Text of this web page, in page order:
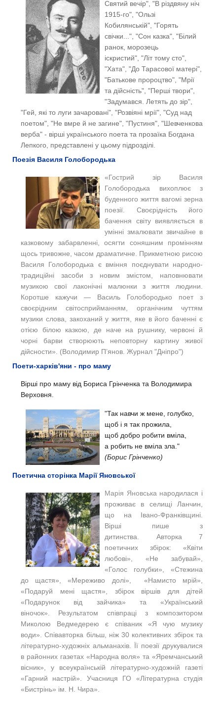
Святий вечір", "В різдвяну ніч
1915-го", "Ользі
Кобилянській", "Горять
свічки...", "Сон казка", "Білий
ранок, морозець
іскристий", "Літ тому сто",
"Хата", "До Тарасової матері",
"Батькове пророцтво", "Мрії
та дійсність", "Перші твори",
"Задумався. Летять до зір",
"Гей, які то луги зачаровані", "Розвіяні мрії", "Суд над
поетом", "Не вмре й не загине", "Пустиня", "Шевченкова
верба" - вірші українського поета та прозаїка Богдана
Лепкого, представлені у цьому підрозділі.
Поезія Василя Голобородька
«Гострий зір Василя
Голобородька вихоплює з
буденного життя вагомі зерна
поезії. Своєрідність його
бачення світу виявляється в
умінні змалювати звичайне в
казковому забарвленні, осягти соняшним промінням
щось тривожне, часом драматичне. Прикметною рисою
Василя Голобородька є вміння поєднувати народно-
традиційні засоби з новим змістом, наповнювати
музикою свої лаконічні малюнки з життя людини.
Коротше кажучи — Василь Голобородько поет з
своєрідним світосприйманням, органічним чуттям
музики слова, закоханий у життя, яке в його баченні є
отією білою казкою, де наче на рушнику, червоні й
чорні барви створюють неповторну картину живої
дійсности». (Володимир П’янов. Журнал "Дніпро")
Поети-харків'яни - про маму
Вірші про маму від Бориса Грінченка та Володимира
Верховня.
"Так навчи ж мене, голубко,
щоб і я так прожила,
щоб добро робити вміла,
а робить не вміла зла."
(Борис Грінченко)
Поетична сторінка Марії Яновської
Марія Яновська народилася і
проживає в селищі Ланчин,
що на Івано-Франківщині.
Вірші пише з
дитинства. Авторка 7
поетичних збірок: «Квіти
любові», «Не забувай»,
«Голос голубки», «Стежина
до щастя», «Мереживо долі», «Намисто мрій»,
«Подаруй мені щастя», збірок віршів для дітей
«Подарунок від зайчика» та «Український
віночок». Результатом співпраці з композитором
Миколою Ведмедерею є співаник «Я чую музику
води». Співавторка більш, ніж 30 колективних збірок та
літературно-художніх альманахів. Її поезії друкувалися
в районних газетах «Народна воля» та «Яремчанський
вісник», у всеукраїнській літературно-художній газеті
«Гарний настрій». Учасниця ГО «Літературна студія
«Бистрінь» ім. Н. Чира».